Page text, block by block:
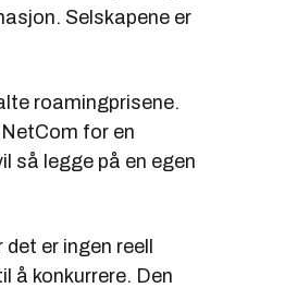
Selskapene er
roamingprisene.
for en
så legge på en egen
er ingen reell
å konkurrere. Den